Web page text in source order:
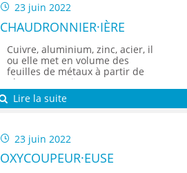
23 juin 2022
CHAUDRONNIER·IÈRE
Cuivre, aluminium, zinc, acier, il
ou elle met en volume des
feuilles de métaux à partir de
plans sur papier.
Lire la suite
23 juin 2022
OXYCOUPEUR·EUSE